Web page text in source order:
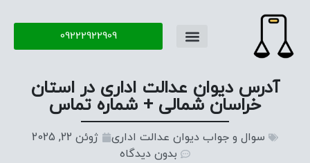
09222922909
آدرس دیوان عدالت اداری در استان
خراسان شمالی + شماره تماس
سوال و جواب دیوان عدالت اداری
ژوئن 22, 2025
بدون دیدگاه